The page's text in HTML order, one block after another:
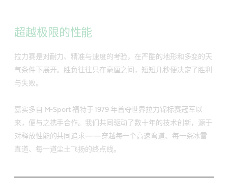
超越极限的性能
拉力赛是对耐力、精准与速度的考验，在严酷的地形和多变的天
气条件下展开。胜负往往只在毫厘之间，短短几秒便决定了胜利
与失败。
嘉实多自 M-Sport 福特于 1979 年首夺世界拉力锦标赛冠军以
来，便与之携手合作。我们共同驱动了数十年的技术创新，源于
对释放性能的共同追求——穿越每一个高速弯道、每一条冰雪
直道、每一道尘土飞扬的终点线。